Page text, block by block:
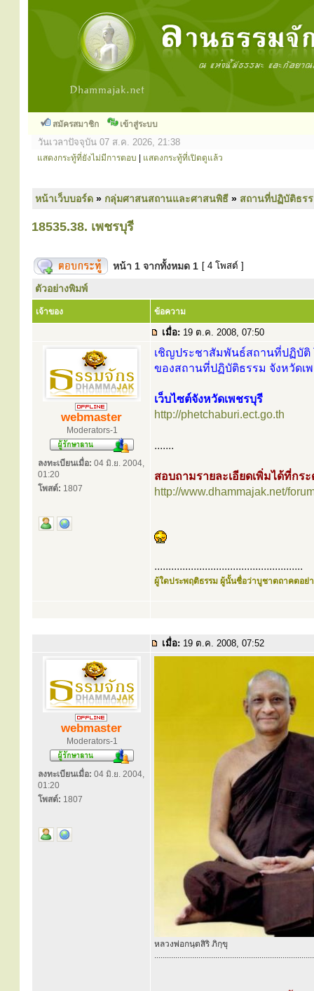
สมัครสมาชิก เข้าสู่ระบบ
วันเวลาปัจจุบัน 07 ส.ค. 2026, 21:38
แสดงกระทู้ที่ยังไม่มีการตอบ แสดงกระทู้ที่เปิดดูแล้ว
หน้าเว็บบอร์ด » กลุ่มศาสนสถานและศาสนพิธี » สถานที่ปฏิบัติธร
18535.38. เพชรบุรี
หน้า 1 จากทั้งหมด 1 [ 4 โพสต์ ]
ตัวอย่างพิมพ์
เจ้าของ ข้อความ
เมื่อ: 19 ต.ค. 2008, 07:50
webmaster
Moderators-1
ลงทะเบียนเมื่อ: 04 มิ.ย. 2004,
01:20
โพสต์: 1807
เชิญประชาสัมพันธ์สถานที่ปฏิบัติ
ของสถานที่ปฏิบัติธรรม จังหวัดเ
เว็บไซต์จังหวัดเพชรบุรี
http://phetchaburi.ect.go.th
.......
สอบถามรายละเอียดเพิ่มได้ที่กร
http://www.dhammajak.net/
.....................................................
ผู้ใดประพฤติธรรม ผู้นั้นชื่อว่าบูชาตถาคตอย่า
เมื่อ: 19 ต.ค. 2008, 07:52
webmaster
Moderators-1
ลงทะเบียนเมื่อ: 04 มิ.ย. 2004,
01:20
โพสต์: 1807
หลวงพ่อกนฺตสิริ ภิกฺขุ
............................................................................